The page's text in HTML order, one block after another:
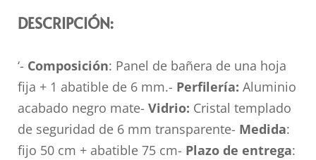
DESCRIPCIÓN:
‘- Composición: Panel de bañera de una hoja
fija + 1 abatible de 6 mm.- Perfilería: Aluminio
acabado negro mate- Vidrio: Cristal templado
de seguridad de 6 mm transparente- Medida:
fijo 50 cm + abatible 75 cm- Plazo de entrega: